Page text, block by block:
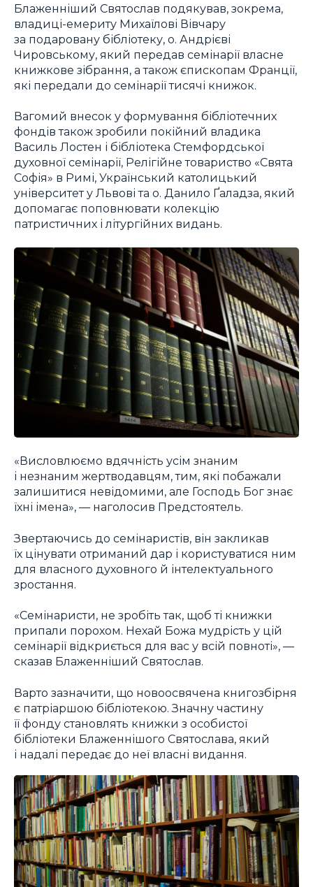
Блаженніший Святослав подякував, зокрема,
владиці-емериту Михаїлові Вівчару
за подаровану бібліотеку, о. Андрієві
Чировському, який передав семінарії власне
книжкове зібрання, а також єпископам Франції,
які передали до семінарії тисячі книжок.
Вагомий внесок у формування бібліотечних
фондів також зробили покійний владика
Василь Лостен і бібліотека Стемфордської
духовної семінарії, Релігійне товариство «Свята
Софія» в Римі, Український католицький
університет у Львові та о. Данило Ґаладза, який
допомагає поповнювати колекцію
патристичних і літургійних видань.
«Висловлюємо вдячність усім знаним
і незнаним жертводавцям, тим, які побажали
залишитися невідомими, але Господь Бог знає
їхні імена», — наголосив Предстоятель.
Звертаючись до семінаристів, він закликав
їх цінувати отриманий дар і користуватися ним
для власного духовного й інтелектуального
зростання.
«Семінаристи, не зробіть так, щоб ті книжки
припали порохом. Нехай Божа мудрість у цій
семінарії відкриється для вас у всій повноті», —
сказав Блаженніший Святослав.
Варто зазначити, що новоосвячена книгозбірня
є патріаршою бібліотекою. Значну частину
її фонду становлять книжки з особистої
бібліотеки Блаженнішого Святослава, який
і надалі передає до неї власні видання.